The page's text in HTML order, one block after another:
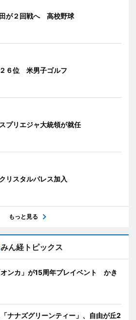
が２回戦へ 高校野球
６位 米男子ゴルフ
プリエジャ大統領が就任
リスタルパレス加入
もっと見る
みん経トピックス
ンカ」が15周年プレイベント かき
ナナズグリーンティー」、自由が丘2